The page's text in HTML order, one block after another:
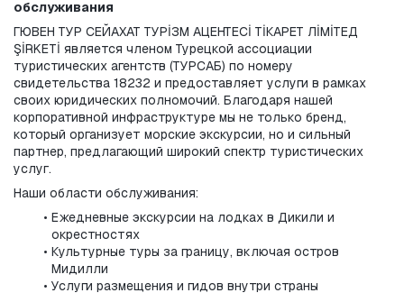
обслуживания
ГЮВЕН ТУР СЕЙАХАТ ТУРİЗМ АЦЕНТЕСİ ТİКАРЕТ ЛİМİТЕД
ŞİRKETİ является членом Турецкой ассоциации
туристических агентств (ТУРСАБ) по номеру
свидетельства 18232 и предоставляет услуги в рамках
своих юридических полномочий. Благодаря нашей
корпоративной инфраструктуре мы не только бренд,
который организует морские экскурсии, но и сильный
партнер, предлагающий широкий спектр туристических
услуг.
Наши области обслуживания:
Ежедневные экскурсии на лодках в Дикили и
окрестностях
Культурные туры за границу, включая остров
Мидилли
Услуги размещения и гидов внутри страны